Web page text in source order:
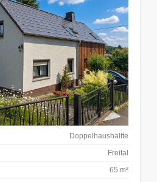
Doppelhaushälfte
Freital
65 m²